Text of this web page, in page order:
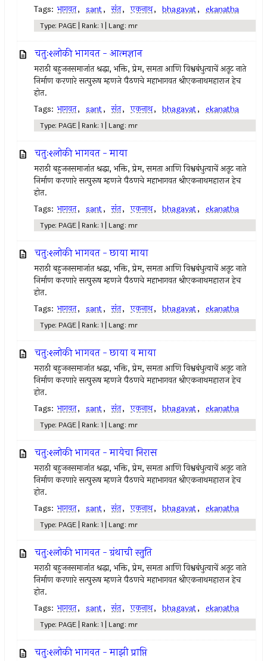
Tags: भागवत, sant, संत, एकनाथ, bhagavat, ekanatha
Type: PAGE | Rank: 1 | Lang: mr
चतुःश्लोकी भागवत - आत्मज्ञान
मराठी बहुजनसमाजांत श्रद्धा, भक्ति, प्रेम, समता आणि विश्वबंधुत्वाचें अतूट नाते
निर्माण करणारे सत्पुरूष म्हणजे पैठणचे महाभागवत श्रीएकनाथमहाराज हेच
होत.
Tags: भागवत, sant, संत, एकनाथ, bhagavat, ekanatha
Type: PAGE | Rank: 1 | Lang: mr
चतुःश्लोकी भागवत - माया
मराठी बहुजनसमाजांत श्रद्धा, भक्ति, प्रेम, समता आणि विश्वबंधुत्वाचें अतूट नाते
निर्माण करणारे सत्पुरूष म्हणजे पैठणचे महाभागवत श्रीएकनाथमहाराज हेच
होत.
Tags: भागवत, sant, संत, एकनाथ, bhagavat, ekanatha
Type: PAGE | Rank: 1 | Lang: mr
चतुःश्लोकी भागवत - छाया माया
मराठी बहुजनसमाजांत श्रद्धा, भक्ति, प्रेम, समता आणि विश्वबंधुत्वाचें अतूट नाते
निर्माण करणारे सत्पुरूष म्हणजे पैठणचे महाभागवत श्रीएकनाथमहाराज हेच
होत.
Tags: भागवत, sant, संत, एकनाथ, bhagavat, ekanatha
Type: PAGE | Rank: 1 | Lang: mr
चतुःश्लोकी भागवत - छाया व माया
मराठी बहुजनसमाजांत श्रद्धा, भक्ति, प्रेम, समता आणि विश्वबंधुत्वाचें अतूट नाते
निर्माण करणारे सत्पुरूष म्हणजे पैठणचे महाभागवत श्रीएकनाथमहाराज हेच
होत.
Tags: भागवत, sant, संत, एकनाथ, bhagavat, ekanatha
Type: PAGE | Rank: 1 | Lang: mr
चतुःश्लोकी भागवत - मायेचा निरास
मराठी बहुजनसमाजांत श्रद्धा, भक्ति, प्रेम, समता आणि विश्वबंधुत्वाचें अतूट नाते
निर्माण करणारे सत्पुरूष म्हणजे पैठणचे महाभागवत श्रीएकनाथमहाराज हेच
होत.
Tags: भागवत, sant, संत, एकनाथ, bhagavat, ekanatha
Type: PAGE | Rank: 1 | Lang: mr
चतुःश्लोकी भागवत - ग्रंथाची स्तुति
मराठी बहुजनसमाजांत श्रद्धा, भक्ति, प्रेम, समता आणि विश्वबंधुत्वाचें अतूट नाते
निर्माण करणारे सत्पुरूष म्हणजे पैठणचे महाभागवत श्रीएकनाथमहाराज हेच
होत.
Tags: भागवत, sant, संत, एकनाथ, bhagavat, ekanatha
Type: PAGE | Rank: 1 | Lang: mr
चतुःश्लोकी भागवत - माझी प्राप्ति